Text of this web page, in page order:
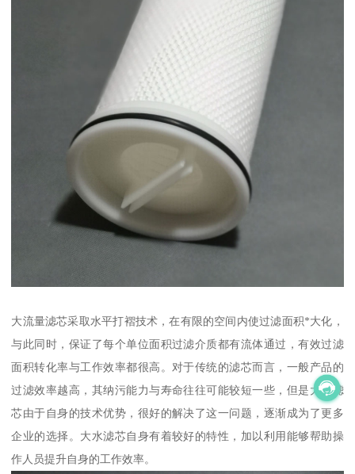
大流量滤芯采取水平打褶技术，在有限的空间内使过滤面积*大化，
与此同时，保证了每个单位面积过滤介质都有流体通过，有效过滤
面积转化率与工作效率都很高。对于传统的滤芯而言，一般产品的
过滤效率越高，其纳污能力与寿命往往可能较短一些，但是大水滤
芯由于自身的技术优势，很好的解决了这一问题，逐渐成为了更多
企业的选择。大水滤芯自身有着较好的特性，加以利用能够帮助操
作人员提升自身的工作效率。